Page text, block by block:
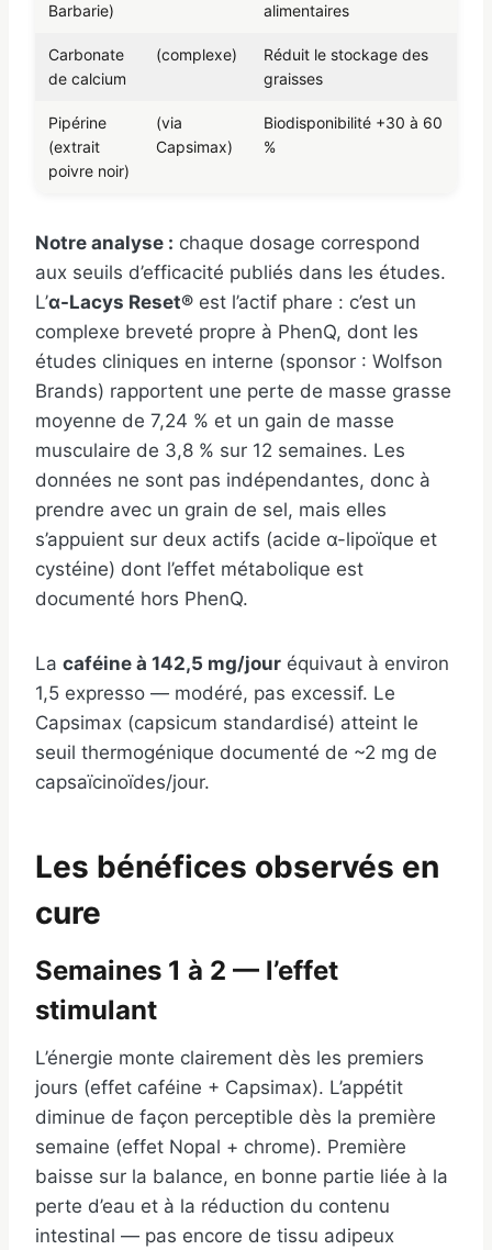
Barbarie) alimentaires
Carbonate
de calcium
(complexe)
Réduit le stockage des
graisses
Pipérine
(extrait
poivre noir)
(via
Capsimax)
Biodisponibilité +30 à 60
%
Notre analyse : chaque dosage correspond
aux seuils d’efficacité publiés dans les études.
L’α-Lacys Reset® est l’actif phare : c’est un
complexe breveté propre à PhenQ, dont les
études cliniques en interne (sponsor : Wolfson
Brands) rapportent une perte de masse grasse
moyenne de 7,24 % et un gain de masse
musculaire de 3,8 % sur 12 semaines. Les
données ne sont pas indépendantes, donc à
prendre avec un grain de sel, mais elles
s’appuient sur deux actifs (acide α-lipoïque et
cystéine) dont l’effet métabolique est
documenté hors PhenQ.
La caféine à 142,5 mg/jour équivaut à environ
1,5 expresso — modéré, pas excessif. Le
Capsimax (capsicum standardisé) atteint le
seuil thermogénique documenté de ~2 mg de
capsaïcinoïdes/jour.
Les bénéfices observés en
cure
Semaines 1 à 2 — l’effet
stimulant
L’énergie monte clairement dès les premiers
jours (effet caféine + Capsimax). L’appétit
diminue de façon perceptible dès la première
semaine (effet Nopal + chrome). Première
baisse sur la balance, en bonne partie liée à la
perte d’eau et à la réduction du contenu
intestinal — pas encore de tissu adipeux